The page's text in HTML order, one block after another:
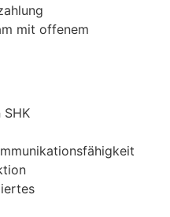
mit offenem